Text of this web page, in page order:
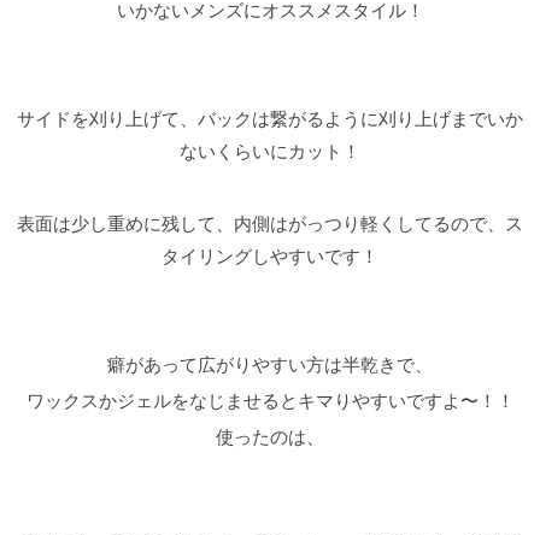
いかないメンズにオススメスタイル！
サイドを刈り上げて、バックは繋がるように刈り上げまでいか
ないくらいにカット！
表面は少し重めに残して、内側はがっつり軽くしてるので、ス
タイリングしやすいです！
癖があって広がりやすい方は半乾きで、
ワックスかジェルをなじませるとキマりやすいですよ〜！！
使ったのは、